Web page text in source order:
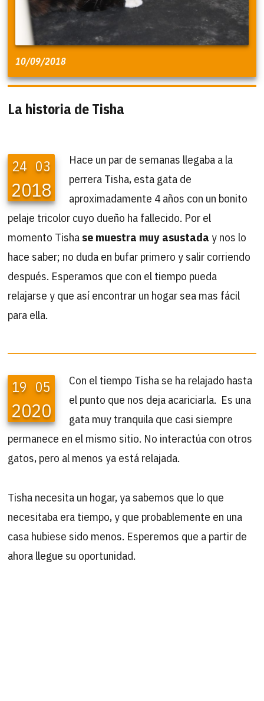
10/09/2018
La historia de Tisha
24 03
2018
Hace un par de semanas llegaba a la
perrera Tisha, esta gata de
aproximadamente 4 años con un bonito
pelaje tricolor cuyo dueño ha fallecido. Por el
momento Tishase muestra muy asustada y nos lo
hace saber; no duda en bufar primero y salir corriendo
después. Esperamos que con el tiempo pueda
relajarse y que así encontrar un hogar sea mas fácil
para ella.
19 05
2020
Con el tiempo Tisha se ha relajado hasta
el punto que nos deja acariciarla. Es una
gata muy tranquila que casi siempre
permanece en el mismo sitio. No interactúa con otros
gatos, pero al menos ya está relajada.
Tisha necesita un hogar, ya sabemos que lo que
necesitaba era tiempo, y que probablemente en una
casa hubiese sido menos. Esperemos que a partir de
ahora llegue su oportunidad.